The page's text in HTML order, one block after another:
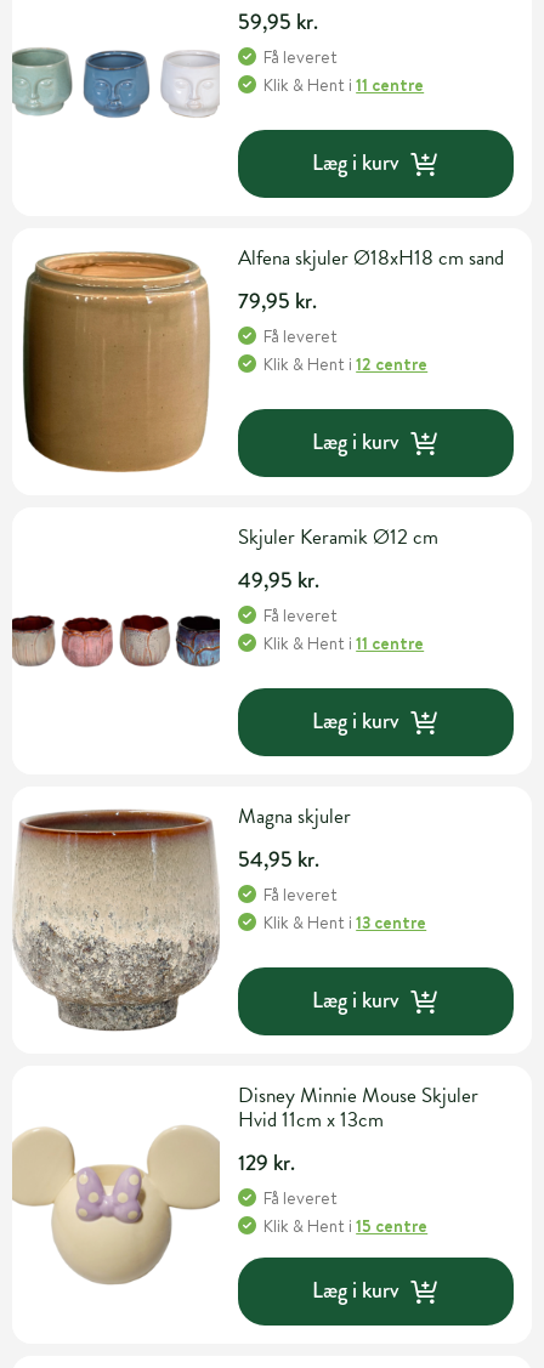
59,95 kr.
Få leveret
Klik & Hent i11 centre
Læg i kurv
Alfena skjuler Ø18xH18 cm sand
79,95 kr.
Få leveret
Klik & Hent i12 centre
Læg i kurv
Skjuler Keramik Ø12 cm
49,95 kr.
Få leveret
Klik & Hent i11 centre
Læg i kurv
Magna skjuler
54,95 kr.
Få leveret
Klik & Hent i13 centre
Læg i kurv
Disney Minnie Mouse Skjuler
Hvid 11cm x 13cm
129 kr.
Få leveret
Klik & Hent i15 centre
Læg i kurv